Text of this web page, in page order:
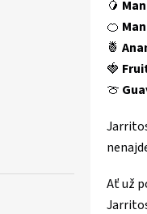
🥭
🍊
🍍
🍓
🍈
Ať už